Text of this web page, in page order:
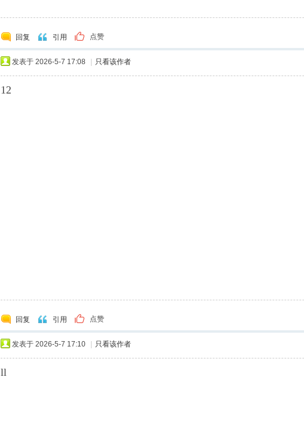
回复 引用 点赞
发表于 2026-5-7 17:08 只看该作者
12
回复 引用 点赞
发表于 2026-5-7 17:10 只看该作者
ll